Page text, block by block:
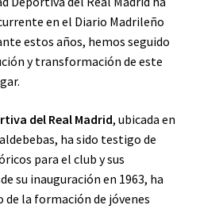
en el Diario Madrileño
estos años, hemos seguido
y transformación de este
del Real Madrid, ubicada en
ha sido testigo de
para el club y sus
su inauguración en 1963, ha
de la formación de jóvenes